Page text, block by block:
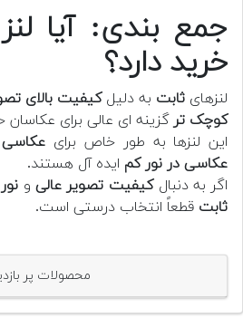
جمع بندی: آیا
خرید دارد؟
لنزهای ثابت به دلیلکیفیت بالای
کوچک تر گزینه ای عالی برای عکاسان
این لنزها به طور خاص برایعکاسی
عکاسی در نور کم ایده آل هستند.
اگر به دنبالکیفیت تصویر عالیو
ثابت قطعاً انتخاب درستی است.
محصولات پر